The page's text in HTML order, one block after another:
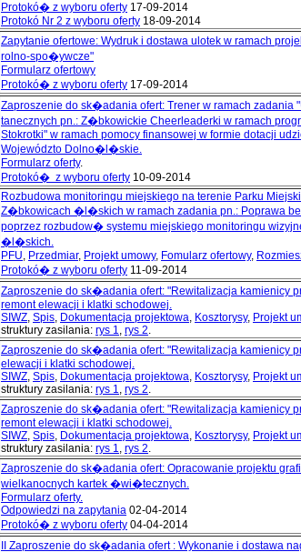
Protokó� z wyboru oferty 17-09-2014
Protokó Nr 2 z wyboru oferty 18-09-2014
Zapytanie ofertowe: Wydruk i dostawa ulotek w ramach
rolno-spo�ywcze"
Formularz ofertowy
Protokó� z wyboru oferty 17-09-2014
Zaproszenie do sk�adania ofert: Trener w ramach zadania
tanecznych pn.: Z�bkowickie Cheerleaderki w ramach
Stokrotki" w ramach pomocy finansowej w formie dotacji
Województo Dolno�l�skie.
Formularz oferty.
Protokó� z wyboru oferty 10-09-2014
Rozbudowa monitoringu miejskiego na terenie Parku
Z�bkowicach �l�skich w ramach zadania pn.: Poprawa
poprzez rozbudow� systemu miejskiego monitoringu
�l�skich.
PFU, Przedmiar, Projekt umowy, Fomularz ofertowy,
Protokó� z wyboru oferty 11-09-2014
Zaproszenie do sk�adania ofert: "Rewitalizacja kamienicy
remont elewacji i klatki schodowej.
SIWZ, Spis, Dokumentacja projektowa, Kosztorysy, Projekt
struktury zasilania: rys 1, rys 2.
Zaproszenie do sk�adania ofert: "Rewitalizacja kamienicy
elewacji i klatki schodowej.
SIWZ, Spis, Dokumentacja projektowa, Kosztorysy, Projekt
struktury zasilania: rys 1, rys 2.
Zaproszenie do sk�adania ofert: "Rewitalizacja kamienicy
remont elewacji i klatki schodowej.
SIWZ, Spis, Dokumentacja projektowa, Kosztorysy, Projekt
struktury zasilania: rys 1, rys 2.
Zaproszenie do sk�adania ofert: Opracowanie projektu
wielkanocnych kartek �wi�tecznych.
Formularz oferty.
Odpowiedzi na zapytania 02-04-2014
Protokó� z wyboru oferty 04-04-2014
II Zaproszenie do sk�adania ofert : Wykonanie i dostawa